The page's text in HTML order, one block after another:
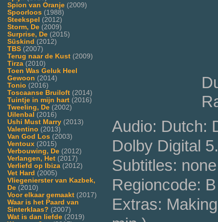
Spion van Oranje (2009)
Spoorloos (1988)
Steekspel (2012)
Storm, De (2009)
Surprise, De (2015)
Süskind (2012)
TBS (2007)
Terug naar de Kust (2009)
Tirza (2010)
Toen Was Geluk Heel
Gewoon (2014)
Tonio (2016)
Toscaanse Bruiloft (2014)
Tuintje in mijn hart (2016)
Tweeling, De (2002)
Uilenbal (2016)
Ushi Must Marry (2013)
Valentino (2013)
Van God Los (2003)
Ventoux (2015)
Verbouwing, De (2012)
Verlangen, Het (2017)
Verliefd op Ibiza (2012)
Vet Hard (2005)
Vliegenierster van Kazbek,
De (2010)
Voor elkaar gemaakt (2017)
Waar is het Paard van
Sinterklaas? (2007)
Wat is dan liefde (2019)
Audio: Dutch:
Dolby Digital
Subtitles: none
Regioncode:
Extras: